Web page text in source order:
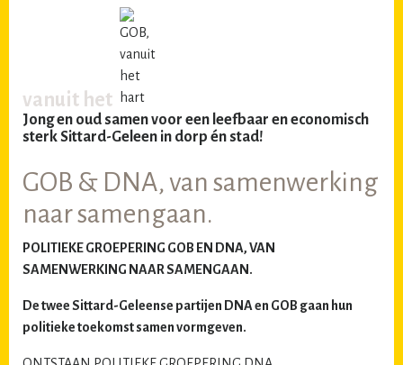
vanuit het
Jong en oud samen voor een leefbaar en economisch
sterk Sittard-Geleen in dorp én stad!
GOB & DNA, van samenwerking
naar samengaan.
POLITIEKE GROEPERING GOB EN DNA, VAN
SAMENWERKING NAAR SAMENGAAN.
De twee Sittard-Geleense partijen DNA en GOB gaan hun
politieke toekomst samen vormgeven.